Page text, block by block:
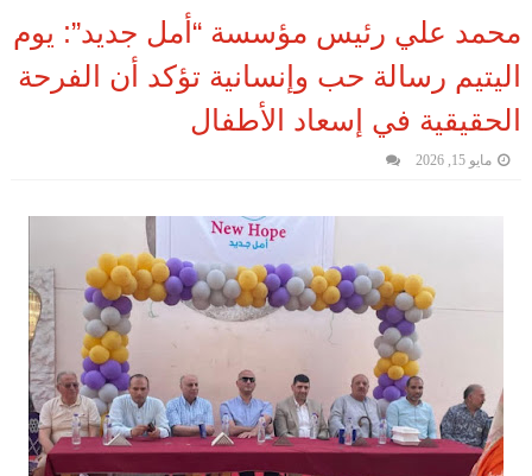
محمد علي رئيس مؤسسة “أمل جديد”: يوم
اليتيم رسالة حب وإنسانية تؤكد أن الفرحة
الحقيقية في إسعاد الأطفال
مايو 15, 2026